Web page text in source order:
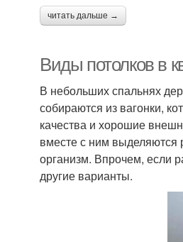
читать дальше →
Виды потолков в
В небольших спальнях
собираются из вагонки,
качества и хорошие
вместе с ним выделяются
организм. Впрочем, если
другие варианты.